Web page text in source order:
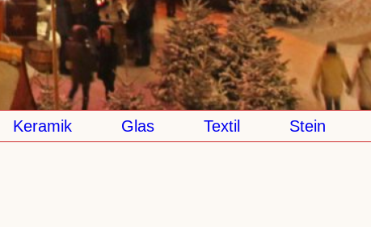
Keramik Glas Textil Stein